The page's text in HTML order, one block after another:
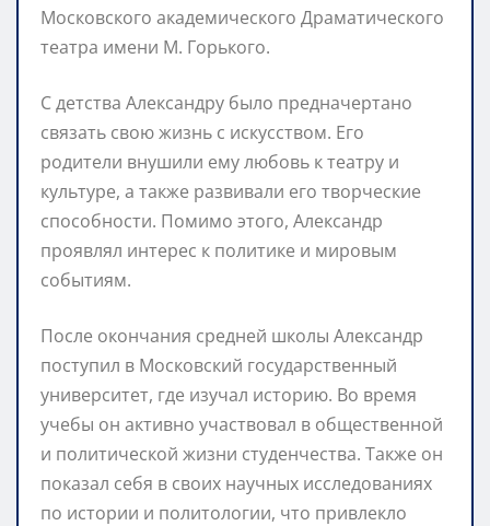
Московского академического Драматического
театра имени М. Горького.
С детства Александру было предначертано
связать свою жизнь с искусством. Его
родители внушили ему любовь к театру и
культуре, а также развивали его творческие
способности. Помимо этого, Александр
проявлял интерес к политике и мировым
событиям.
После окончания средней школы Александр
поступил в Московский государственный
университет, где изучал историю. Во время
учебы он активно участвовал в общественной
и политической жизни студенчества. Также он
показал себя в своих научных исследованиях
по истории и политологии, что привлекло